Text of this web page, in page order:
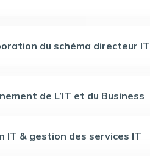
du schéma directeur IT
de L’IT et du Business
IT & gestion des services IT